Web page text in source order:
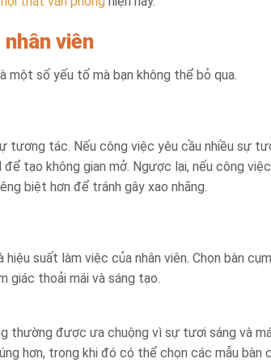
viên
một số yếu tố mà bạn không thể bỏ qua.
tương tác. Nếu công việc yêu cầu nhiều sự
tạo không gian mở. Ngược lại, nếu công việc
biệt hơn để tránh gây xao nhãng.
suất làm việc của nhân viên. Chọn bàn cụm
giác thoải mái và sáng tạo.
thường được ưa chuộng vì sự tươi sáng và
hơn, trong khi đó có thể chọn các mẫu bàn